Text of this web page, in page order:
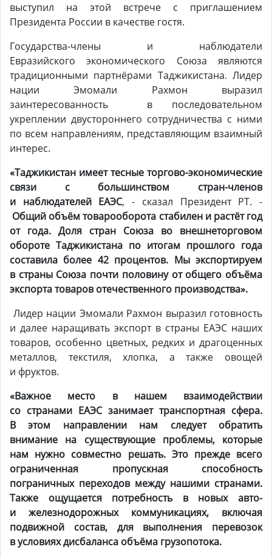
выступил на этой встрече с приглашением
Президента России в качестве гостя.
Государства-члены и наблюдатели
Евразийского экономического Союза являются
традиционными партнёрами Таджикистана. Лидер
нации Эмомали Рахмон выразил
заинтересованность в последовательном
укреплении двустороннего сотрудничества с ними
по всем направлениям, представляющим взаимный
интерес.
«Таджикистан имеет тесные торгово-экономические
связи с большинством стран-членов
и наблюдателей ЕАЭС, - сказал Президент РТ. -
Общий объём товарооборота стабилен и растёт год
от года. Доля стран Союза во внешнеторговом
обороте Таджикистана по итогам прошлого года
составила более 42 процентов. Мы экспортируем
в страны Союза почти половину от общего объёма
экспорта товаров отечественного производства».
Лидер нации Эмомали Рахмон выразил готовность
и далее наращивать экспорт в страны ЕАЭС наших
товаров, особенно цветных, редких и драгоценных
металлов, текстиля, хлопка, а также овощей
и фруктов.
«Важное место в нашем взаимодействии
со странами ЕАЭС занимает транспортная сфера.
В этом направлении нам следует обратить
внимание на существующие проблемы, которые
нам нужно совместно решать. Это прежде всего
ограниченная пропускная способность
пограничных переходов между нашими странами.
Также ощущается потребность в новых авто-
и железнодорожных коммуникациях, включая
подвижной состав, для выполнения перевозок
в условиях дисбаланса объёма грузопотока.